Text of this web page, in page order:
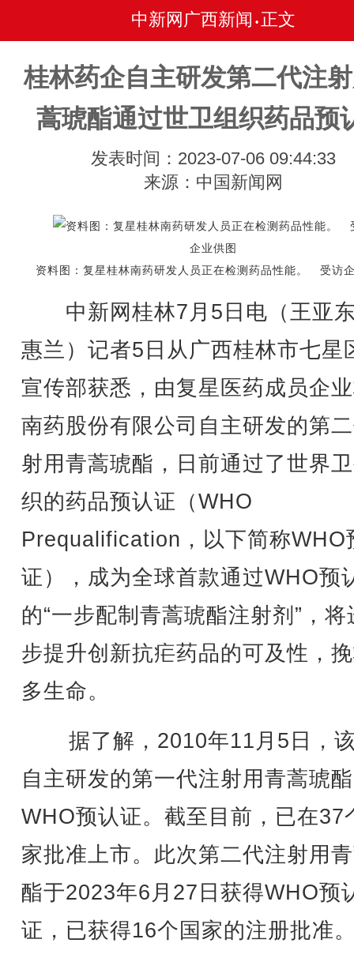
中新网广西新闻 • 正文
桂林药企自主研发第二代注
蒿琥酯通过世卫组织药品预
发表时间：2023-07-06 09:44:33
来源：中国新闻网
资料图：复星桂林南药研发人员正在检测药品性能。 受访
中新网桂林7月5日电（王亚
惠兰）记者5日从广西桂林市七星
宣传部获悉，由复星医药成员企
南药股份有限公司自主研发的第
射用青蒿琥酯，日前通过了世界
织的药品预认证（WHO
Prequalification，以下简称WHO
证），成为全球首款通过WHO预
的“一步配制青蒿琥酯注射剂”，将
步提升创新抗疟药品的可及性，
多生命。
据了解，2010年11月5日，
自主研发的第一代注射用青蒿琥
WHO预认证。截至目前，已在37
家批准上市。此次第二代注射用
酯于2023年6月27日获得WHO预
证，已获得16个国家的注册批准